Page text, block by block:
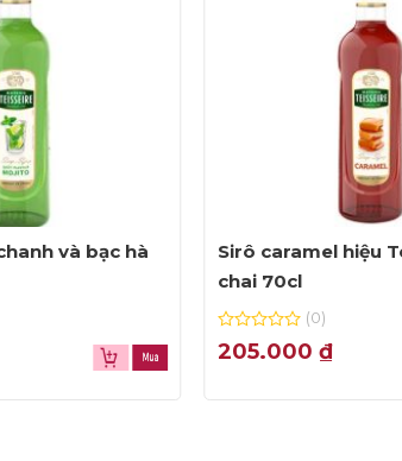
và bạc hà
Sirô caramel hiệu
chai 70cl
0
out
5
(0)
205.000 ₫